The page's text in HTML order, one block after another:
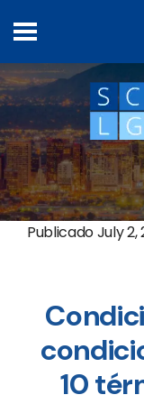
PublicadoJuly 2,
10